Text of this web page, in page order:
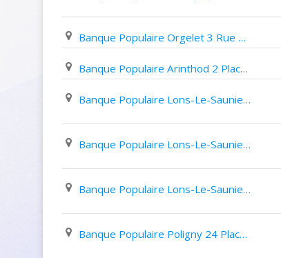
Banque Populaire Orgelet 3 Rue de L’Industrie
Banque Populaire Arinthod 2 Place de La Fontaine
Banque Populaire Lons-Le-Saunier 72 Cours Sully
Banque Populaire Lons-Le-Saunier 545 Avenue D'offenbourg
Banque Populaire Lons-Le-Saunier 38 Rue Du Commerce
Banque Populaire Poligny 24 Place des Déportés